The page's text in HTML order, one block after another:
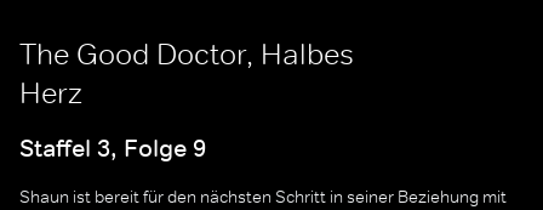
The Good Doctor, Halbes
Herz
Staffel 3, Folge 9
Shaun ist bereit für den nächsten Schritt in seiner Beziehung mit